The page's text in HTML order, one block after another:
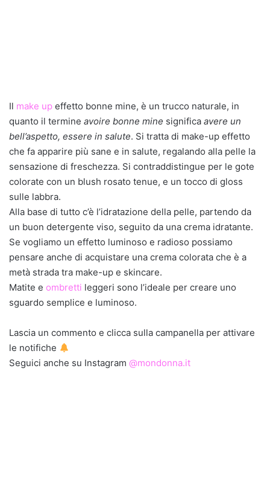
Il make up effetto bonne mine, è un trucco naturale, in
quanto il termine avoire bonne mine significa avere un
bell’aspetto, essere in salute. Si tratta di make-up effetto
che fa apparire più sane e in salute, regalando alla pelle la
sensazione di freschezza. Si contraddistingue per le gote
colorate con un blush rosato tenue, e un tocco di gloss
sulle labbra.
Alla base di tutto c’è l’idratazione della pelle, partendo da
un buon detergente viso, seguito da una crema idratante.
Se vogliamo un effetto luminoso e radioso possiamo
pensare anche di acquistare una crema colorata che è a
metà strada tra make-up e skincare.
Matite e ombretti leggeri sono l’ideale per creare uno
sguardo semplice e luminoso.
Lascia un commento e clicca sulla campanella per attivare
le notifiche
Seguici anche su Instagram @mondonna.it